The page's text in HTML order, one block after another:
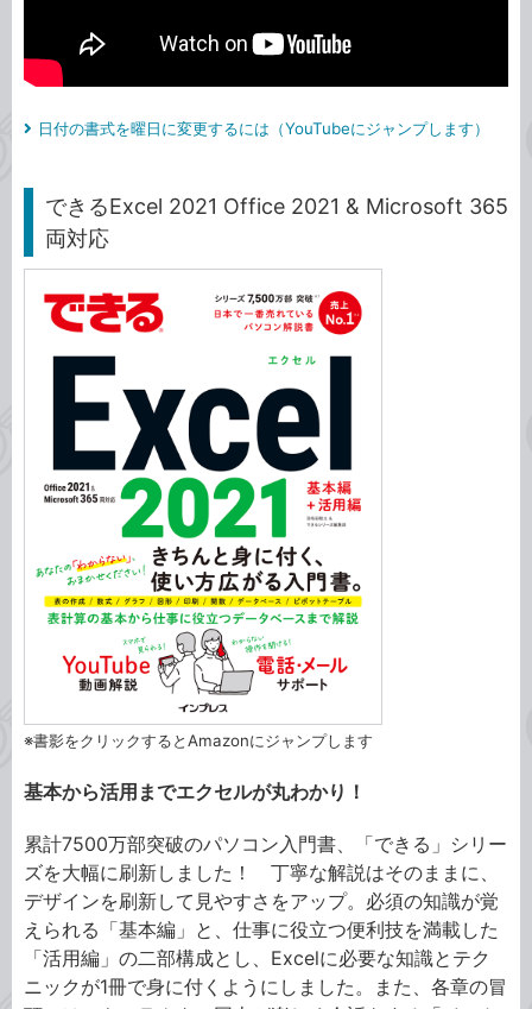
日付の書式を曜日に変更するには（YouTubeにジャンプします）
できるExcel 2021 Office 2021 & Microsoft 365
両対応
※書影をクリックするとAmazonにジャンプします
基本から活用までエクセルが丸わかり！
累計7500万部突破のパソコン入門書、「できる」シリー
ズを大幅に刷新しました！ 丁寧な解説はそのままに、
デザインを刷新して見やすさをアップ。必須の知識が覚
えられる「基本編」と、仕事に役立つ便利技を満載した
「活用編」の二部構成とし、Excelに必要な知識とテク
ニックが1冊で身に付くようにしました。また、各章の冒